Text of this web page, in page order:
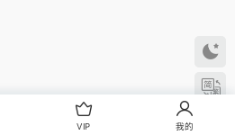
VIP 我的